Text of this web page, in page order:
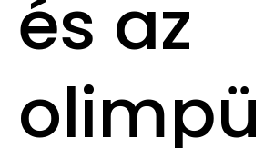
és az